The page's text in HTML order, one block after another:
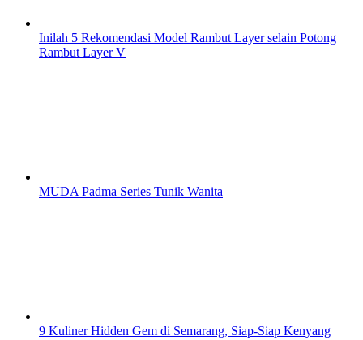
Inilah 5 Rekomendasi Model Rambut Layer selain Potong
Rambut Layer V
MUDA Padma Series Tunik Wanita
9 Kuliner Hidden Gem di Semarang, Siap-Siap Kenyang